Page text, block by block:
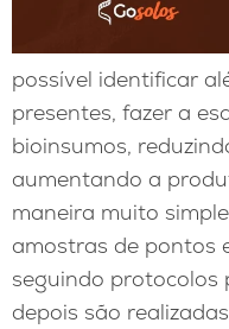
possível identificar
presentes, fazer a
bioinsumos,
aumentando a
maneira muito
amostras de pontos
seguindo protocolos
depois são